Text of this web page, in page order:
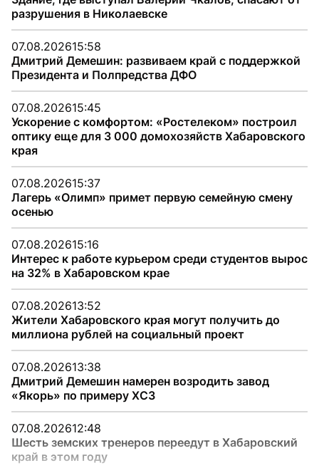
разрушения в Николаевске
07.08.202615:58
Дмитрий Демешин: развиваем край с поддержкой
Президента и Полпредства ДФО
07.08.202615:45
Ускорение с комфортом: «Ростелеком» построил
оптику еще для 3 000 домохозяйств Хабаровского
края
07.08.202615:37
Лагерь «Олимп» примет первую семейную смену
осенью
07.08.202615:16
Интерес к работе курьером среди студентов вырос
на 32% в Хабаровском крае
07.08.202613:52
Жители Хабаровского края могут получить до
миллиона рублей на социальный проект
07.08.202613:38
Дмитрий Демешин намерен возродить завод
«Якорь» по примеру ХСЗ
07.08.202612:48
Шесть земских тренеров переедут в Хабаровский
край в этом году